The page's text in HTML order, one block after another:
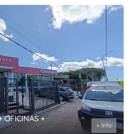
OFICINAS +
+ Info